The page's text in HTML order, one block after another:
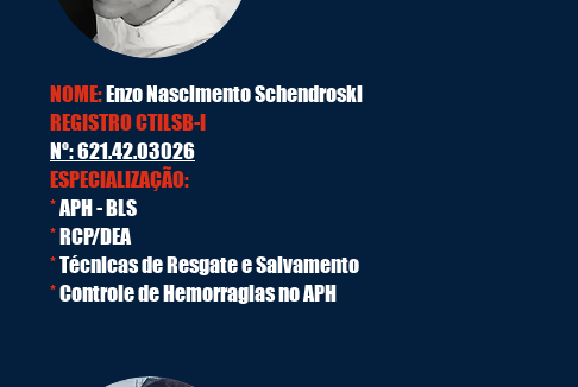
NOME:Enzo Nascimento Schendroski
REGISTRO CTILSB-I
Nº: 621.42.03026
ESPECIALIZAÇÃO:
*APH - BLS
*RCP/DEA
*Técnicas de Resgate e Salvamento
*Controle de Hemorragias no APH